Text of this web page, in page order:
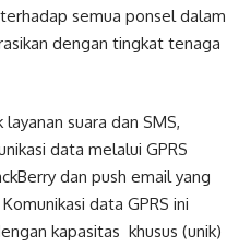
semua ponsel dalam
dengan tingkat tenaga
suara dan SMS,
data melalui GPRS
dan push email yang
data GPRS ini
kapasitas khusus (unik)